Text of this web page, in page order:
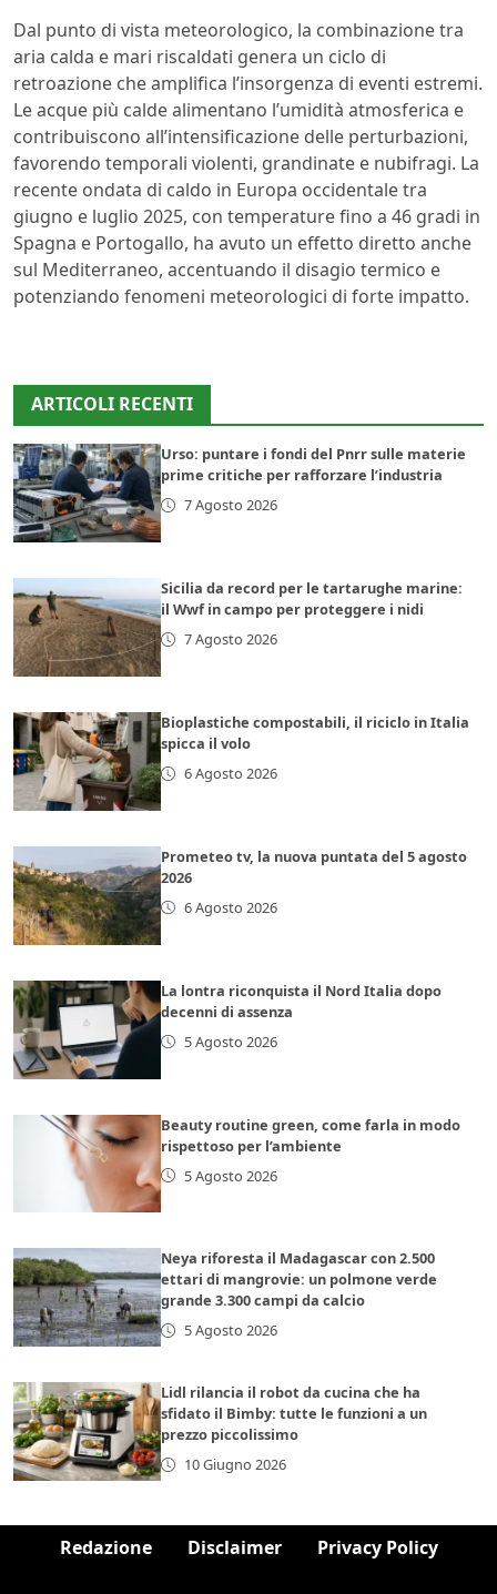
Dal punto di vista meteorologico, la combinazione tra
aria calda e mari riscaldati genera un ciclo di
retroazione che amplifica l’insorgenza di eventi estremi.
Le acque più calde alimentano l’umidità atmosferica e
contribuiscono all’intensificazione delle perturbazioni,
favorendo temporali violenti, grandinate e nubifragi. La
recente ondata di caldo in Europa occidentale tra
giugno e luglio 2025, con temperature fino a 46 gradi in
Spagna e Portogallo, ha avuto un effetto diretto anche
sul Mediterraneo, accentuando il disagio termico e
potenziando fenomeni meteorologici di forte impatto.
ARTICOLI RECENTI
Urso: puntare i fondi del Pnrr sulle materie
prime critiche per rafforzare l’industria
7 Agosto 2026
Sicilia da record per le tartarughe marine:
il Wwf in campo per proteggere i nidi
7 Agosto 2026
Bioplastiche compostabili, il riciclo in Italia
spicca il volo
6 Agosto 2026
Prometeo tv, la nuova puntata del 5 agosto
2026
6 Agosto 2026
La lontra riconquista il Nord Italia dopo
decenni di assenza
5 Agosto 2026
Beauty routine green, come farla in modo
rispettoso per l’ambiente
5 Agosto 2026
Neya riforesta il Madagascar con 2.500
ettari di mangrovie: un polmone verde
grande 3.300 campi da calcio
5 Agosto 2026
Lidl rilancia il robot da cucina che ha
sfidato il Bimby: tutte le funzioni a un
prezzo piccolissimo
10 Giugno 2026
Redazione Disclaimer Privacy Policy